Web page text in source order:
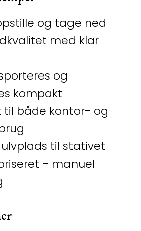
og tage ned
med klar
og
kompakt
til både kontor- og
til stativet
– manuel